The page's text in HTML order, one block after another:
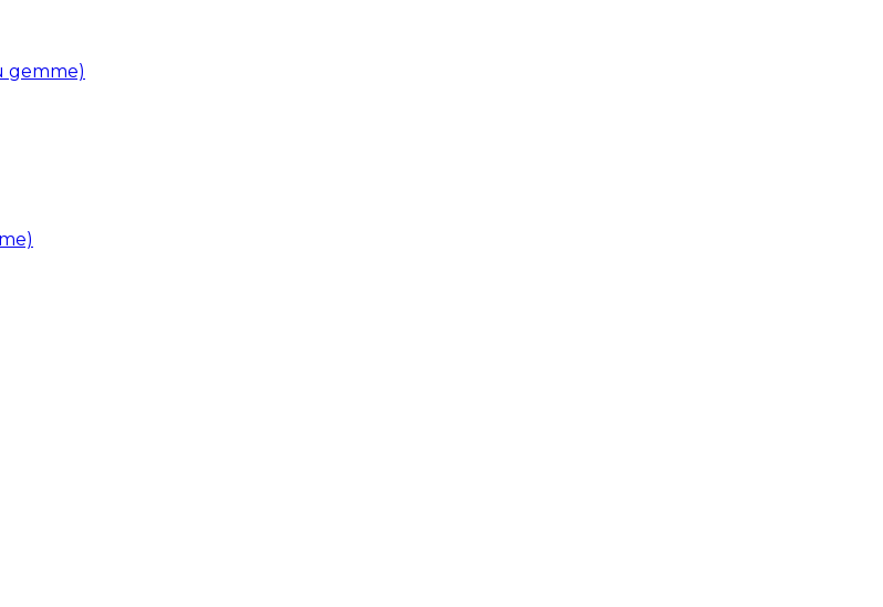
gemme)